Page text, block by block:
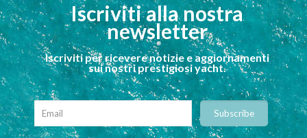
Iscriviti alla nostra
newsletter
Iscriviti per ricevere notizie e aggiornamenti
sui nostri prestigiosi yacht.